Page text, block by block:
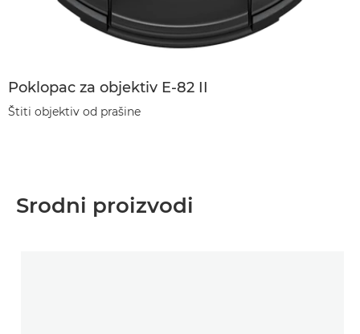
Poklopac za objektiv E-82 II
Štiti objektiv od prašine
Srodni proizvodi